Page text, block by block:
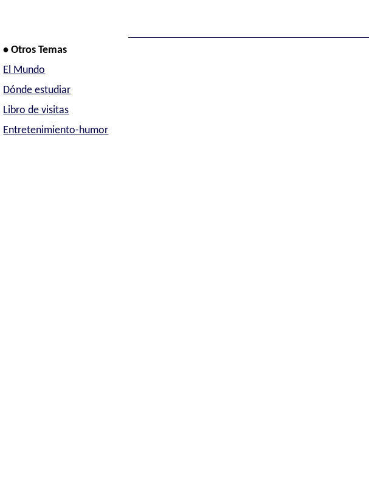
• Otros Temas
El Mundo
Dónde estudiar
Libro de visitas
Entretenimiento-humor